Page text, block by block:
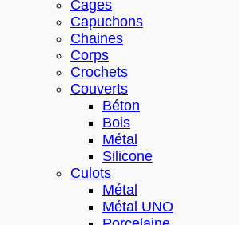
Cages
Capuchons
Chaines
Corps
Crochets
Couverts
Béton
Bois
Métal
Silicone
Culots
Métal
Métal UNO